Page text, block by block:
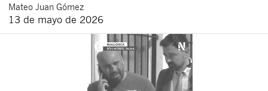
Mateo Juan Gómez
13 de mayo de 2026